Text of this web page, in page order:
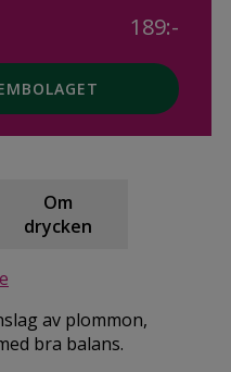
189:-
Om
drycken
av plommon,
bra balans.